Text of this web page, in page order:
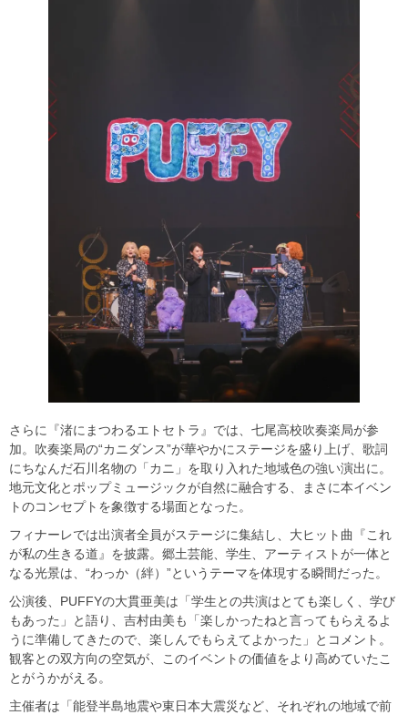
さらに『渚にまつわるエトセトラ』では、七尾高校吹奏楽局が参
加。吹奏楽局の“カニダンス”が華やかにステージを盛り上げ、歌詞
にちなんだ石川名物の「カニ」を取り入れた地域色の強い演出に。
地元文化とポップミュージックが自然に融合する、まさに本イベン
トのコンセプトを象徴する場面となった。
フィナーレでは出演者全員がステージに集結し、大ヒット曲『これ
が私の生きる道』を披露。郷土芸能、学生、アーティストが一体と
なる光景は、“わっか（絆）”というテーマを体現する瞬間だった。
公演後、PUFFYの大貫亜美は「学生との共演はとても楽しく、学び
もあった」と語り、吉村由美も「楽しかったねと言ってもらえるよ
うに準備してきたので、楽しんでもらえてよかった」とコメント。
観客との双方向の空気が、このイベントの価値をより高めていたこ
とがうかがえる。
主催者は「能登半島地震や東日本大震災など、それぞれの地域で前